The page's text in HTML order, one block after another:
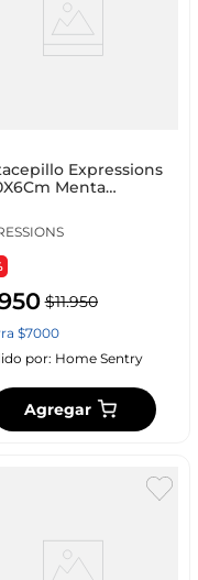
Expressions
Menta
$11.950
$7000
por: Home Sentry
Agregar